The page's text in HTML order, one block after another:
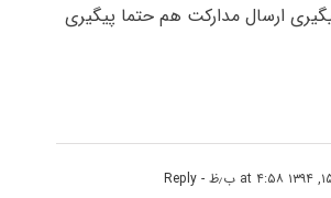
ارسال مدارکت هم حتما پیگیری
- Reply